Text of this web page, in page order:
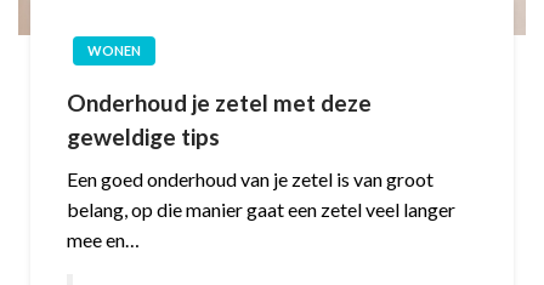
WONEN
Onderhoud je zetel met deze
geweldige tips
Een goed onderhoud van je zetel is van groot
belang, op die manier gaat een zetel veel langer
mee en…